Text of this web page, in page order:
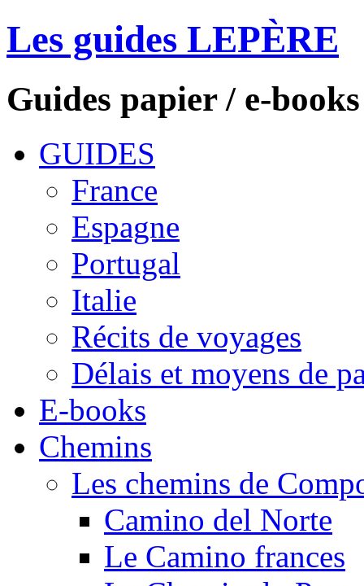
Les guides LEPÈRE
Guides papier / e-
GUIDES
France
Espagne
Portugal
Italie
Récits de voyages
Délais et moyens de
E-books
Chemins
Les chemins de
Camino del Norte
Le Camino frances